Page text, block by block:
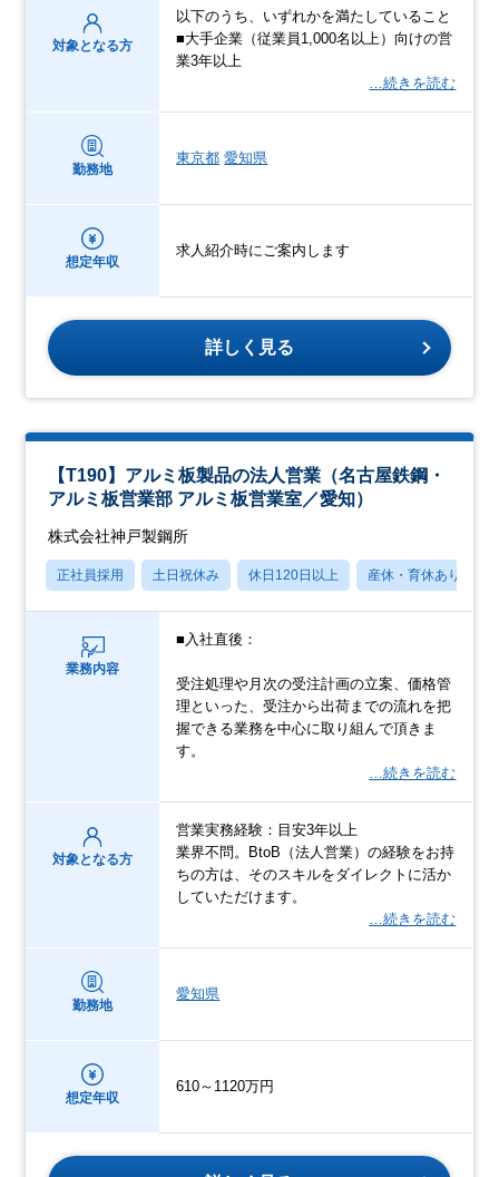
対象となる方
以下のうち、いずれかを満たしていること
■大手企業（従業員1,000名以上）向けの営
業3年以上
…続きを読む
勤務地
東京都 愛知県
想定年収
求人紹介時にご案内します
詳しく見る
【T190】アルミ板製品の法人営業（名古屋鉄鋼・
アルミ板営業部 アルミ板営業室／愛知）
株式会社神戸製鋼所
正社員採用 土日祝休み 休日120日以上 産休・育休あり
業務内容
■入社直後：
受注処理や月次の受注計画の立案、価格管
理といった、受注から出荷までの流れを把
握できる業務を中心に取り組んで頂きま
す。
…続きを読む
対象となる方
営業実務経験：目安3年以上
業界不問。BtoB（法人営業）の経験をお持
ちの方は、そのスキルをダイレクトに活か
していただけます。
…続きを読む
勤務地
愛知県
想定年収
610～1120万円